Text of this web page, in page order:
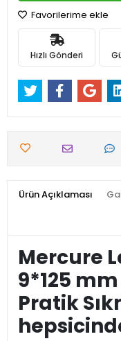
Favorilerime ekle
Hızlı Gönderi
Ürün Açıklaması
Mercure
9*125
Pratik